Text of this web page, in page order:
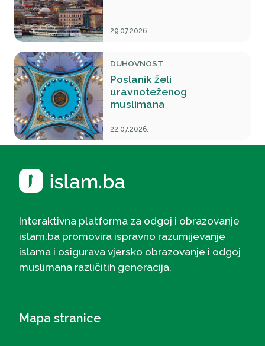
29.07.2026.
DUHOVNOST
Poslanik želi
uravnoteženog
muslimana
22.07.2026.
Interaktivna platforma za odgoj i obrazovanje
islam.ba promovira ispravno razumijevanje
islama i osigurava vjersko obrazovanje i odgoj
muslimana različitih generacija.
Mapa stranice